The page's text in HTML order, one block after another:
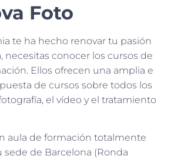
Foto
te ha hecho renovar tu pasión
necesitas conocer los cursos de
Ellos ofrecen una amplia e
de cursos sobre todos los
el vídeo y el tratamiento
aula de formación totalmente
sede de Barcelona (Ronda